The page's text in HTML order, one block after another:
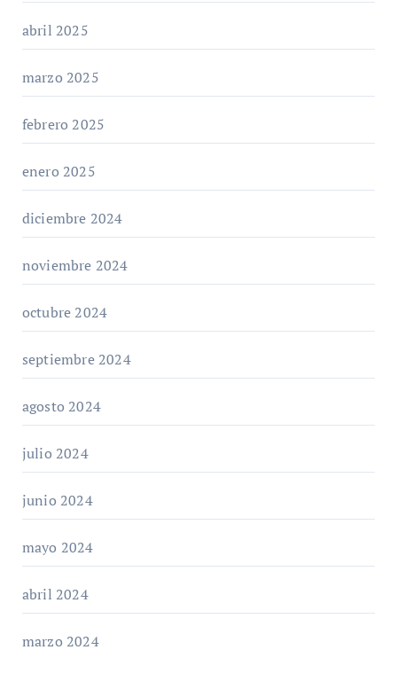
abril 2025
marzo 2025
febrero 2025
enero 2025
diciembre 2024
noviembre 2024
octubre 2024
septiembre 2024
agosto 2024
julio 2024
junio 2024
mayo 2024
abril 2024
marzo 2024